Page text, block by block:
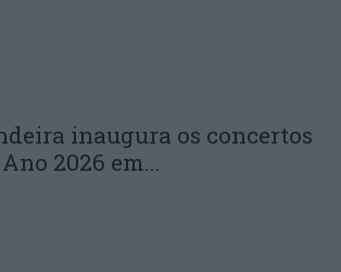
inaugura os concertos
2026 em...